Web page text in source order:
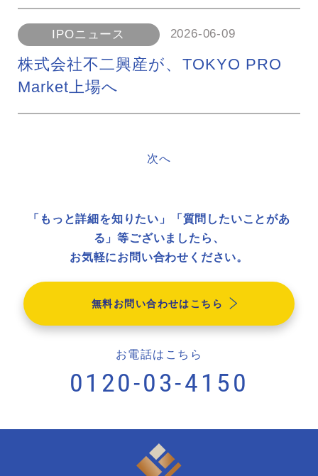
IPOニュース 2026-06-09
株式会社不二興産が、TOKYO PRO
Market上場へ
次へ
「もっと詳細を知りたい」「質問したいことがあ
る」等ございましたら、
お気軽にお問い合わせください。
無料お問い合わせはこちら
お電話はこちら
0120-03-4150